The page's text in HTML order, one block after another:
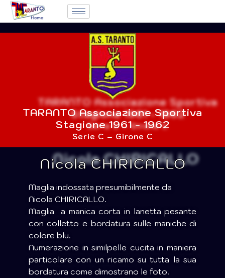
TARANTO Associazione Sportiva
Stagione 1961 - 1962
Serie C – Girone C
Nicola CHIRICALLO
Maglia indossata presumibilmente da
Nicola CHIRICALLO.
Maglia a manica corta in lanetta pesante
con colletto e bordatura sulle maniche di
colore blu.
Numerazione in similpelle cucita in maniera
particolare con un ricamo su tutta la sua
bordatura come dimostrano le foto.